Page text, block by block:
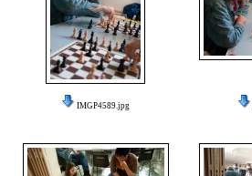
IMGP4589.jpg